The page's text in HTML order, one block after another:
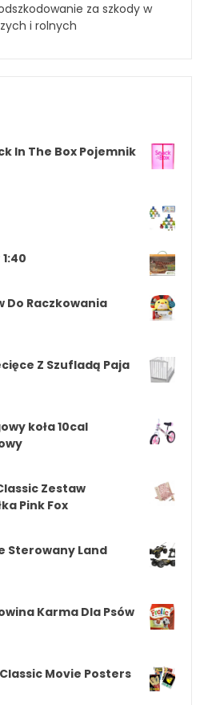
za szkody w
i rolnych
In The Box Pojemnik
Do Raczkowania
Z Szufladą Paja
koła 10cal
Zestaw
Pink Fox
Sterowany Land
Karma Dla Psów
Movie Posters